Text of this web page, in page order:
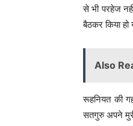
से भी परहेज
बैठकर किया
Also
रूहनियत की
सतगुरु अपने